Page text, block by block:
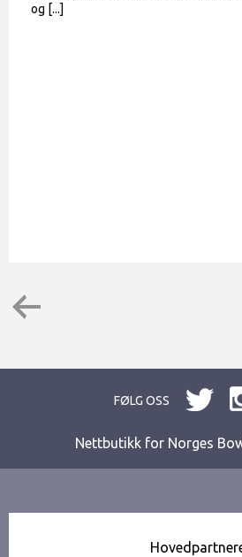
og [...]
FØLG OSS
Nettbutikk for Norges